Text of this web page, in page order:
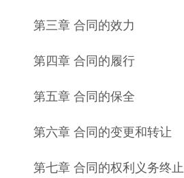
第三章 合同的效力
第四章 合同的履行
第五章 合同的保全
第六章 合同的变更和转让
第七章 合同的权利义务终止